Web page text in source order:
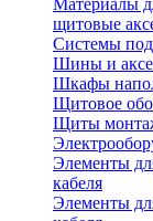
Материалы
щитовые
Системы
Шины и
Шкафы
Щитовое
Щиты
Элементы
кабеля
Элементы